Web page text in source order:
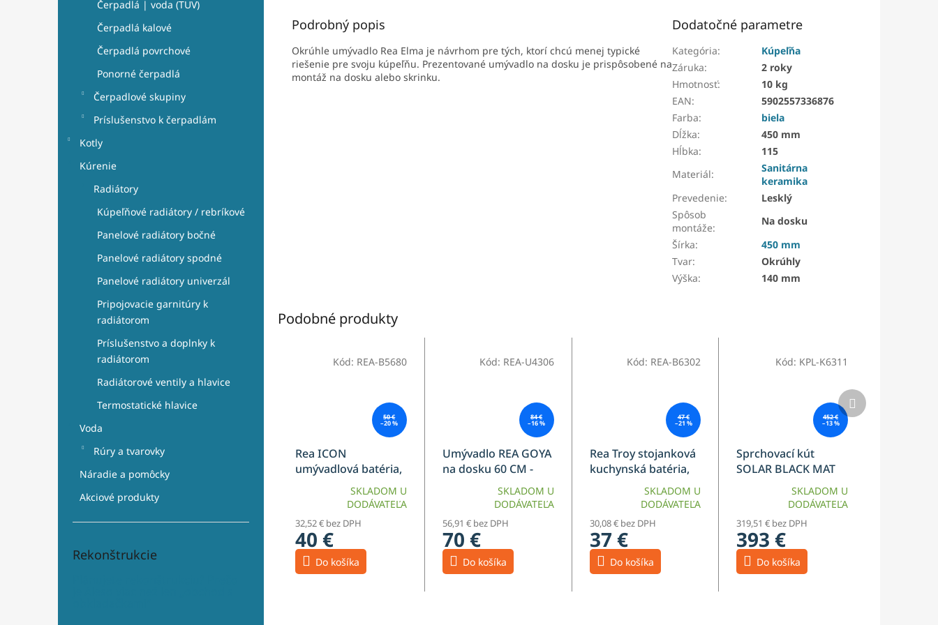
Čerpadlá | voda (TUV)
Čerpadlá kalové
Čerpadlá povrchové
Ponorné čerpadlá
Čerpadlové skupiny
Príslušenstvo k čerpadlám
Kotly
Kúrenie
Radiátory
Kúpeľňové radiátory / rebríkové
Panelové radiátory bočné
Panelové radiátory spodné
Panelové radiátory univerzál
Pripojovacie garnitúry k
radiátorom
Príslušenstvo a doplnky k
radiátorom
Radiátorové ventily a hlavice
Termostatické hlavice
Voda
Rúry a tvarovky
Náradie a pomôcky
Akciové produkty
Rekonštrukcie
Podrobný popis
Okrúhle umývadlo Rea Elma je návrhom pre tých, ktorí chcú menej typické
riešenie pre svoju kúpeľňu. Prezentované umývadlo na dosku je prispôsobené na
montáž na dosku alebo skrinku.
Dodatočné parametre
Kategória:
Kúpeľňa
Záruka:
2 roky
Hmotnosť:
10 kg
EAN:
5902557336876
Farba:
biela
Dĺžka:
450 mm
Hĺbka:
115
Materiál:
Sanitárna
keramika
Prevedenie:
Lesklý
Spôsob
montáže:
Na dosku
Šírka:
450 mm
Tvar:
Okrúhly
Výška: 140 mm
Podobné produkty
50 €
–20 %
Rea ICON
umývadlová batéria,
zlatá/čierna, REA-
SKLADOM U
DODÁVATEĽA
32,52 € bez DPH
40 €
Do košíka
Kód: REA-B5680
84 €
–16 %
Umývadlo REA GOYA
na dosku 60 CM -
konglomerátSKLADOM U
DODÁVATEĽA
56,91 € bez DPH
70 €
Do košíka
Kód: REA-U4306
47 €
–21 %
Rea Troy stojanková
kuchynská batéria,
zlatá brúsená, REA-
SKLADOM U
DODÁVATEĽA
30,08 € bez DPH
37 €
Do košíka
Kód: REA-B6302
452 €
–13 %
Sprchovací kút
SOLAR BLACK MAT
80x100 REA-K6310
SKLADOM U
DODÁVATEĽA
319,51 € bez DPH
393 €
Do košíka
Kód: KPL-K6311
Ďalší
produkt